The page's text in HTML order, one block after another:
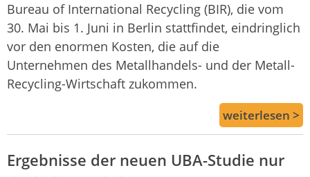
Bureau of International Recycling (BIR), die vom
30. Mai bis 1. Juni in Berlin stattfindet, eindringlich
vor den enormen Kosten, die auf die
Unternehmen des Metallhandels- und der Metall-
Recycling-Wirtschaft zukommen.
weiterlesen >
Ergebnisse der neuen UBA-Studie nur